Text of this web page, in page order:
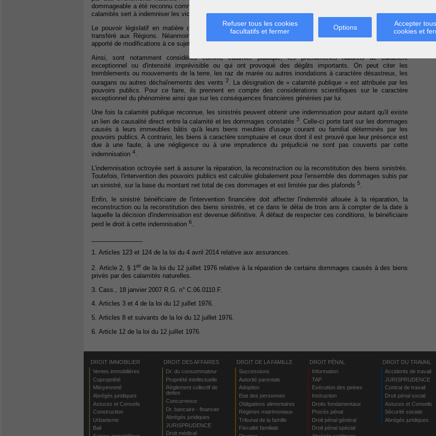
Refuser tous les cookies
facultatifs et fermer
Options
Accepter
cookies et
dommageable a été reconnu comme calamité publique. Dans ces circonstances exceptionnelles, le Fonds des
calamités sert à indemniser les victimes de cette catastrophe.
Le pouvoir législatif en matière d'indemnisation des dommages causés par des calamités publiques a été
transféré aux Régions. Néanmoins, la réglementation fédérale reste en vigueur tant qu'une région n'a pas
apporté de modifications à ce sujet.
Ainsi, sont notamment considérés comme calamité publique, les phénomènes naturels de caractère
exceptionnel ou d'intensité imprévisible ou qui ont provoqué des dégâts importants. On peut citer les
tremblements ou mouvements de la terre, les raz de marée ou autres inondations à caractère désastreux, les
ouragans ou autres déchaînements des vents 2. La désignation de « calamité publique » est attribuée par les
pouvoirs publics. Pour ce faire, ils prennent en compte des considérations scientifiques sur le caractère
exceptionnel du phénomène ainsi que sur les conséquences financières générées par lui.
Une fois la calamité publique reconnue, les sinistrés peuvent obtenir une indemnisation pour autant qu'il existe
un lien de causalité direct entre la calamité et les dommages constatés 3
. Celle-ci porte tant sur les dommages
causés à leurs immeubles bâtis qu'à leurs biens meubles d'usage courant ou familial déterminés par les
pouvoirs publics. A contrario, les biens à caractère somptuaire et ceux dont il est prouvé que leur présence est
due à une faute, à une négligence ou à une imprudence du préjudicié ne sont pas couverts par cette
indemnisation 4.
L'indemnisation octroyée sert à assurer la réparation, la reconstruction ou la reconstitution des biens sinistrés.
Toutefois, l'intervention des pouvoirs publics est calculée globalement pour l'ensemble des dommages subis par
un sinistré, sur la base du montant net total de ces dommages et est limitée par des plafonds 5.
Enfin, le sinistré bénéficiaire de l'intervention financière doit affecter l'indemnité allouée à la réparation, la
reconstruction ou la reconstitution des biens sinistrés, et ce dans le délai de trois ans à compter de la date à
laquelle la décision d'indemnisation est devenue définitive. À défaut de respecter ces conditions, le bénéficiaire
perd le droit à cette indemnisation 6.
1. Articles 123 et 124 de la loi du 4 avril 2014 relative aux assurances.
2. Article 2, § 1 er de la loi du 12 juillet 1976 relative à la réparation de certains dommages causés à des biens
privés par des calamités naturelles.
3. Cass., 18 janvier 2007 R.G. n° C.06.0110.F.
4. Articles 3 et 4 de la loi du 12 juillet 1976.
5. Articles 8 et suivants de la loi du 12 juillet 1976.
6. Article 12 de la loi du 12 juillet 1976.
DROIT IMMOBILIER
Ventes immobilières
Copropriété
Mitoyenneté
Abrégés juridiques
Astuces et Conseils
Construction
Urbanisme
Bail
DROIT DES AFFAIRES
Dr. du consommateur
Propriété intellectuelle
Règlement collectif de
dettes
Concurrence
Dr. bancaire - financier
Abrégés juridiques
JURISPRUDENCE
Droit médical
DROIT DE LA FAMILLE
Successions
Autorité parentale
Adoption
Etat des personnes
Obligations alimentaires
Régimes matrimoniaux
Tribunal de la famille
Fiscalité familiale
DROIT PÉNAL
Information
TAP
Exécution des peines
Instruction
Droits fondamentaux
Procès pénal
Droit pénal général
Droit pénal spécial
DROIT DU TRAVAIL
Accidents de travail
JURISPRUDENCE
Contrat de travail
Droit pénal social
Astuces et Conseils
Sécurité sociale
Abrégés juridiques